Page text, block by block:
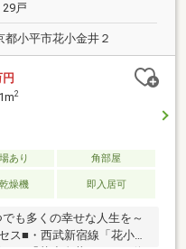
29戸
都小平市花小金井２
2
あり
角部屋
燥機 即入居可
も多くの幸せな人生を～
ス■・西武新宿線「花小金